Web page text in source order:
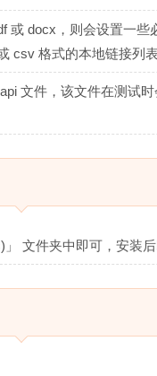
docx，则会设置一些
csv 格式的本地链接列表
文件，该文件在测试
文件夹中即可，安装